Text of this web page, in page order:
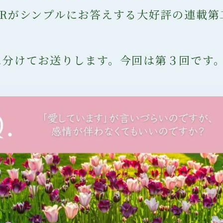
がシンプルにお答えする大好評の連載
けてお送りします。今回は第３回です